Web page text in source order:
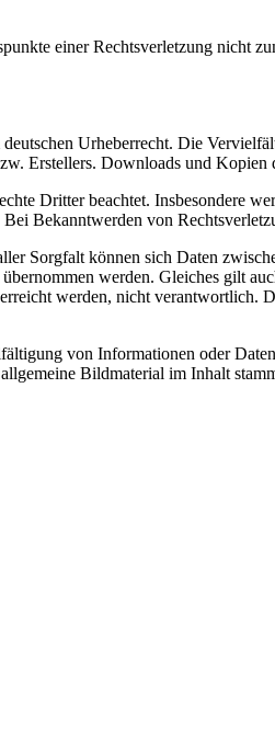
einer Rechtsverletzung nicht
Urheberrecht. Die
Erstellers. Downloads und
Dritter beachtet. Insbesondere
Bekanntwerden von
Sorgfalt können sich Daten
werden. Gleiches gilt
werden, nicht verantwortlich.
von Informationen oder
Bildmaterial im Inhalt